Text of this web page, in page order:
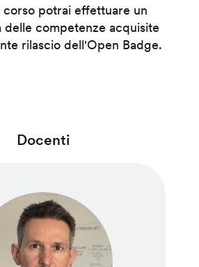
potrai effettuare un
competenze acquisite
rilascio dell'Open Badge.
Docenti